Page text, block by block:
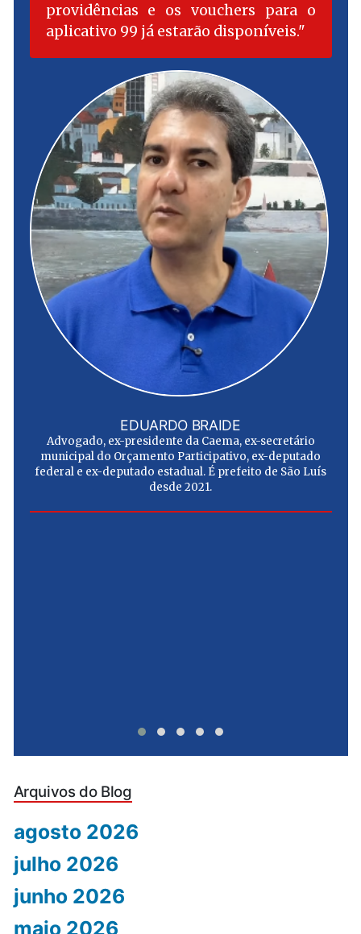
providências e os vouchers para o
aplicativo 99 já estarão disponíveis.
EDUARDO BRAIDE
Advogado, ex-presidente da Caema, ex-secretário
municipal do Orçamento Participativo, ex-deputado
federal e ex-deputado estadual. É prefeito de São Luís
desde 2021.
Arquivos do Blog
agosto 2026
julho 2026
junho 2026
maio 2026